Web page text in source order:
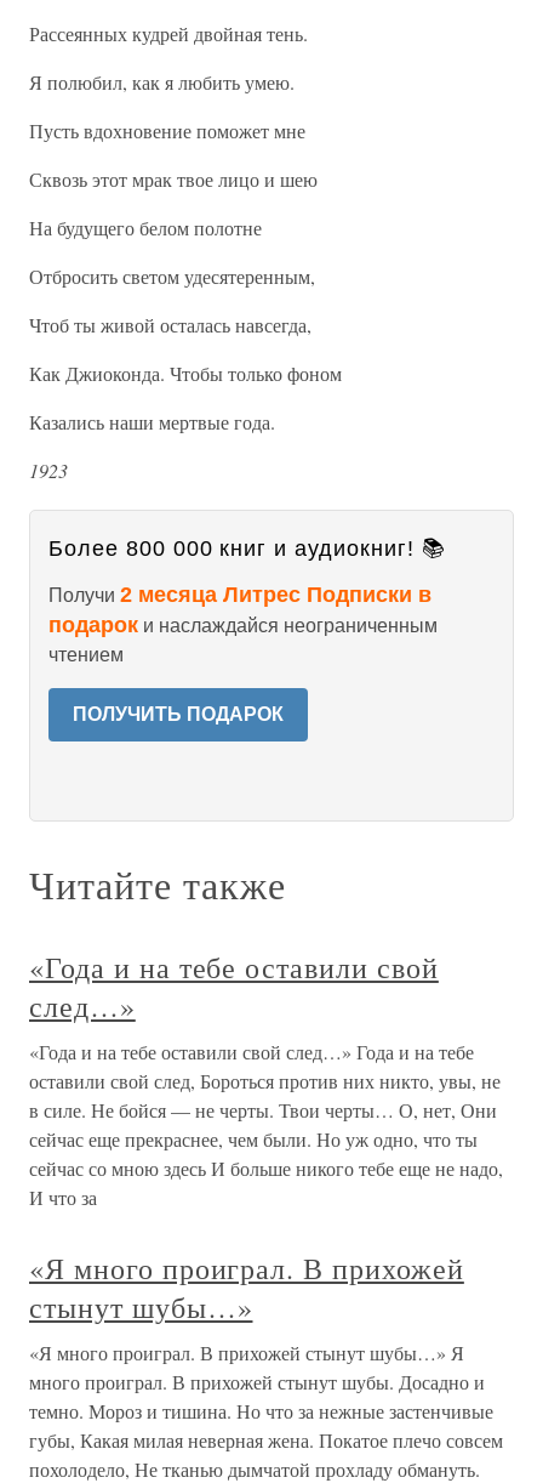
Рассеянных кудрей двойная тень.
Я полюбил, как я любить умею.
Пусть вдохновение поможет мне
Сквозь этот мрак твое лицо и шею
На будущего белом полотне
Отбросить светом удесятеренным,
Чтоб ты живой осталась навсегда,
Как Джиоконда. Чтобы только фоном
Казались наши мертвые года.
1923
Более 800 000 книг и аудиокниг! 📚
Получи 2 месяца Литрес Подписки в
подарок и наслаждайся неограниченным
чтением
ПОЛУЧИТЬ ПОДАРОК
Читайте также
«Года и на тебе оставили свой
след…»
«Года и на тебе оставили свой след…» Года и на тебе
оставили свой след, Бороться против них никто, увы, не
в силе. Не бойся — не черты. Твои черты… О, нет, Они
сейчас еще прекраснее, чем были. Но уж одно, что ты
сейчас со мною здесь И больше никого тебе еще не надо,
И что за
«Я много проиграл. В прихожей
стынут шубы…»
«Я много проиграл. В прихожей стынут шубы…» Я
много проиграл. В прихожей стынут шубы. Досадно и
темно. Мороз и тишина. Но что за нежные застенчивые
губы, Какая милая неверная жена. Покатое плечо совсем
похолодело, Не тканью дымчатой прохладу обмануть.